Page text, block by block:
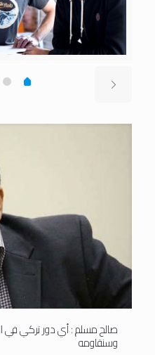
صالح مسلم : أي دور تركي في
وسنقاومه